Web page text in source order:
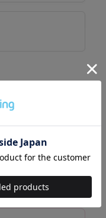
ー」
め合おう”